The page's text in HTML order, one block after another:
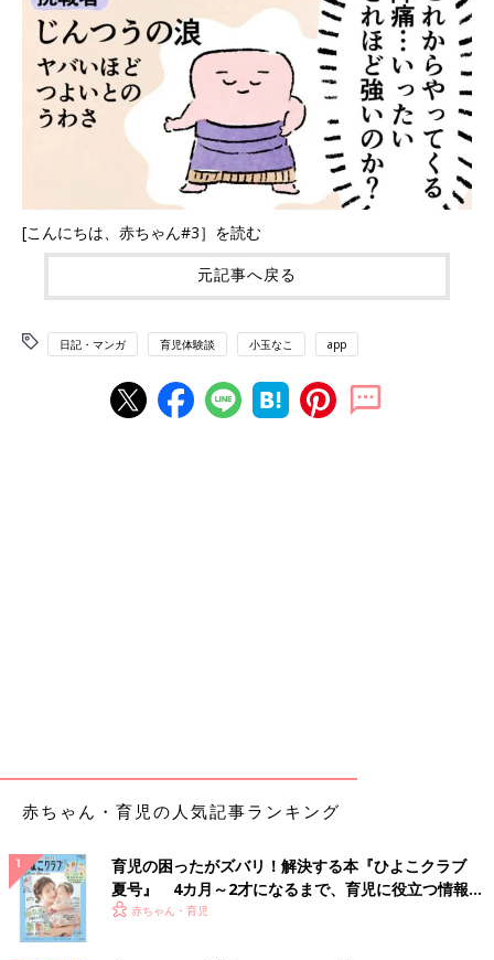
[こんにちは、赤ちゃん#3］を読む
元記事へ戻る
日記・マンガ 育児体験談 小玉なこ app
赤ちゃん・育児の人気記事ランキング
育児の困ったがズバリ！解決する本『ひよこクラブ
夏号』 4カ月～2才になるまで、育児に役立つ情報が
いっぱい！
赤ちゃん・育児